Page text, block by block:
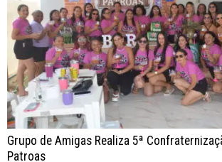
Grupo de Amigas Realiza 5ª
Patroas